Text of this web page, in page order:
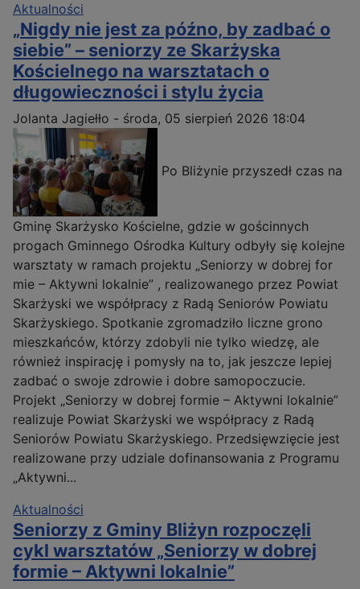
Aktualności
„Nigdy nie jest za późno, by zadbać o
siebie” – seniorzy ze Skarżyska
Kościelnego na warsztatach o
długowieczności i stylu życia
Jolanta Jagiełło - środa, 05 sierpień 2026 18:04
Po Bliżynie przyszedł czas na
Gminę Skarżysko Kościelne, gdzie w gościnnych
progach Gminnego Ośrodka Kultury odbyły się kolejne
warsztaty w ramach projektu „Seniorzy w dobrej for
mie – Aktywni lokalnie” , realizowanego przez Powiat
Skarżyski we współpracy z Radą Seniorów Powiatu
Skarżyskiego. Spotkanie zgromadziło liczne grono
mieszkańców, którzy zdobyli nie tylko wiedzę, ale
również inspirację i pomysły na to, jak jeszcze lepiej
zadbać o swoje zdrowie i dobre samopoczucie.
Projekt „Seniorzy w dobrej formie – Aktywni lokalnie”
realizuje Powiat Skarżyski we współpracy z Radą
Seniorów Powiatu Skarżyskiego. Przedsięwzięcie jest
realizowane przy udziale dofinansowania z Programu
„Aktywni...
Aktualności
Seniorzy z Gminy Bliżyn rozpoczęli
cykl warsztatów „Seniorzy w dobrej
formie – Aktywni lokalnie”